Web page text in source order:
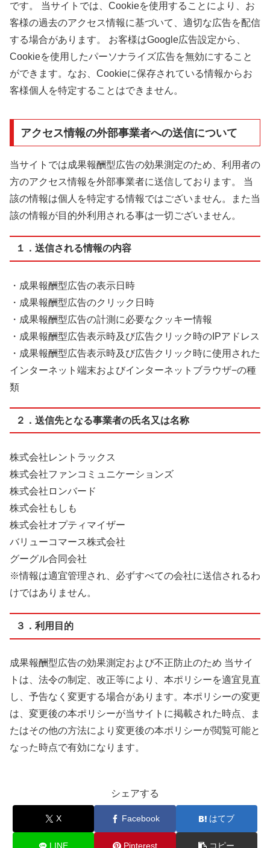
です。 当サイトでは、Cookieを使用することにより、お
客様の過去のアクセス情報に基づいて、適切な広告を配信
する場合があります。 お客様はGoogle広告設定から、
Cookieを使用したパーソナライズ広告を無効にすること
ができます。なお、Cookieに保存されている情報からお
客様個人を特定することはできません。
アクセス情報の外部事業者への送信について
当サイトでは成果報酬型広告の効果測定のため、利用者の
方のアクセス情報を外部事業者に送信しております。 当
該の情報は個人を特定する情報ではございません。また当
該の情報が目的外利用される事は一切ございません。
１．送信される情報の内容
・成果報酬型広告の表示日時
・成果報酬型広告のクリック日時
・成果報酬型広告の計測に必要なクッキー情報
・成果報酬型広告表示時及び広告クリック時のIPアドレス
・成果報酬型広告表示時及び広告クリック時に使用された
インターネット端末およびインターネットブラウザ−の種
類
２．送信先となる事業者の氏名又は名称
株式会社レントラックス
株式会社ファンコミュニケーションズ
株式会社ロンバード
株式会社もしも
株式会社オプティマイザー
バリューコマース株式会社
グーグル合同会社
※情報は適宜管理され、必ずすべての会社に送信されるわ
けではありません。
３．利用目的
成果報酬型広告の効果測定および不正防止のため 当サイ
トは、法令の制定、改正等により、本ポリシーを適宜見直
し、予告なく変更する場合があります。本ポリシーの変更
は、変更後の本ポリシーが当サイトに掲載された時点、ま
たはその他の方法により変更後の本ポリシーが閲覧可能と
なった時点で有効になります。
シェアする
X Facebook はてブ
LINE Pinterest コピー